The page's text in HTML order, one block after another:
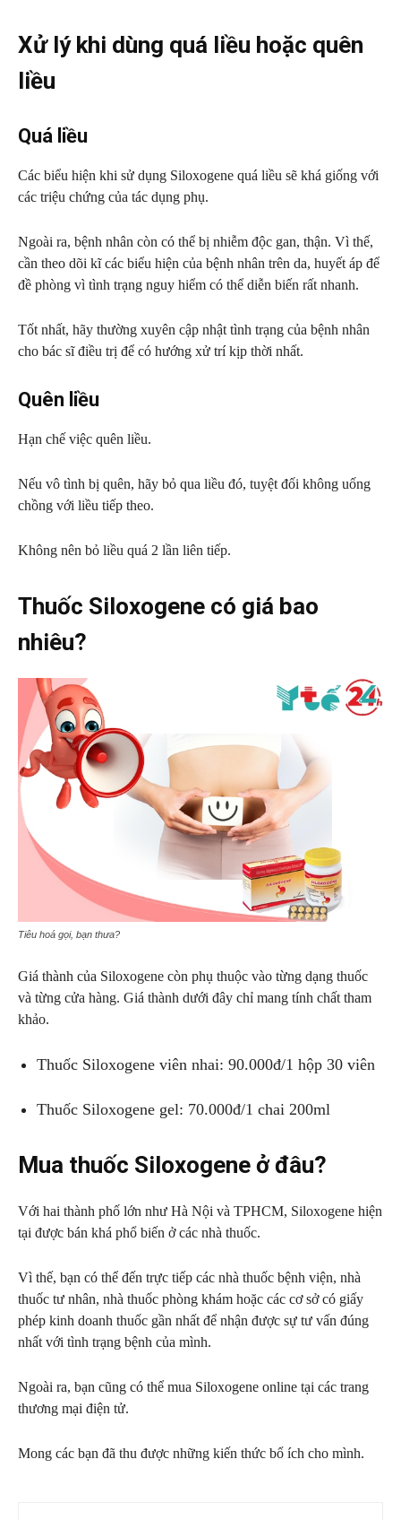
Xử lý khi dùng quá liều hoặc quên
liều
Quá liều
Các biểu hiện khi sử dụng Siloxogene quá liều sẽ khá giống với
các triệu chứng của tác dụng phụ.
Ngoài ra, bệnh nhân còn có thể bị nhiễm độc gan, thận. Vì thế,
cần theo dõi kĩ các biểu hiện của bệnh nhân trên da, huyết áp để
đề phòng vì tình trạng nguy hiểm có thể diễn biến rất nhanh.
Tốt nhất, hãy thường xuyên cập nhật tình trạng của bệnh nhân
cho bác sĩ điều trị để có hướng xử trí kịp thời nhất.
Quên liều
Hạn chế việc quên liều.
Nếu vô tình bị quên, hãy bỏ qua liều đó, tuyệt đối không uống
chồng với liều tiếp theo.
Không nên bỏ liều quá 2 lần liên tiếp.
Thuốc Siloxogene có giá bao
nhiêu?
Tiêu hoá gọi, bạn thưa?
Giá thành của Siloxogene còn phụ thuộc vào từng dạng thuốc
và từng cửa hàng. Giá thành dưới đây chỉ mang tính chất tham
khảo.
Thuốc Siloxogene viên nhai: 90.000đ/1 hộp 30 viên
Thuốc Siloxogene gel: 70.000đ/1 chai 200ml
Mua thuốc Siloxogene ở đâu?
Với hai thành phố lớn như Hà Nội và TPHCM, Siloxogene hiện
tại được bán khá phổ biến ở các nhà thuốc.
Vì thế, bạn có thể đến trực tiếp các nhà thuốc bệnh viện, nhà
thuốc tư nhân, nhà thuốc phòng khám hoặc các cơ sở có giấy
phép kinh doanh thuốc gần nhất để nhận được sự tư vấn đúng
nhất với tình trạng bệnh của mình.
Ngoài ra, bạn cũng có thể mua Siloxogene online tại các trang
thương mại điện tử.
Mong các bạn đã thu được những kiến thức bổ ích cho mình.